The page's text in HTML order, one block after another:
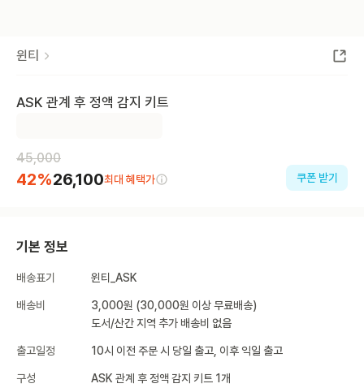
윈티
ASK 관계 후 정액 감지 키트
45,000
42%26,100최대 혜택가 쿠폰 받기
기본 정보
배송표기 윈티_ASK
배송비
3,000원 (30,000원 이상 무료배송)
도서/산간 지역 추가 배송비 없음
출고일정 10시 이전 주문 시 당일 출고, 이후 익일 출고
구성 ASK 관계 후 정액 감지 키트 1개